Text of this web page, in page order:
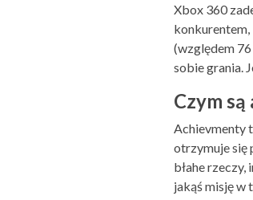
Xbox 360
konkurentem,
(względem
sobie grania.
Czym
Achievmenty
otrzymuje się
błahe
jakąś misję w